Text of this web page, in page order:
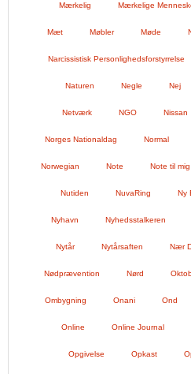
Mærkelig Mærkelige
Mæt Møbler Møde
Narcissistisk Personlighedsforstyrrelse
Naturen Negle Nej
Netværk NGO Nissan
Norges Nationaldag Normal
Norwegian Note Note til
Nutiden NuvaRing Ny
Nyhavn Nyhedsstalkeren
Nytår Nytårsaften Nær
Nødprævention Nørd
Ombygning Onani Ond
Online Online Journal
Opgivelse Opkast